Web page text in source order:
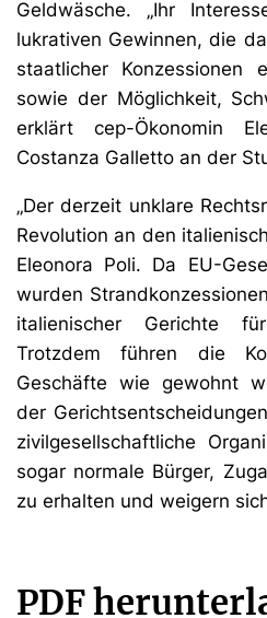
Geldwäsche. „Ihr
lukrativen Gewinnen, die
staatlicher Konzessionen
sowie der Möglichkeit,
erklärt cep-Ökonomin
Costanza Galletto an der
„Der derzeit unklare
Revolution an den
Eleonora Poli. Da EU-
wurden
italienischer Gerichte
Trotzdem führen die
Geschäfte wie gewohnt
der
zivilgesellschaftliche
sogar normale Bürger,
zu erhalten und weigern
PDF